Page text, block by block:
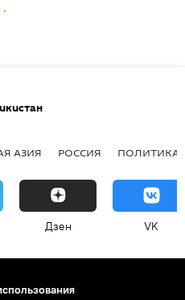
АЗИЯ РОССИЯ ПОЛИТИКА
Дзен VK